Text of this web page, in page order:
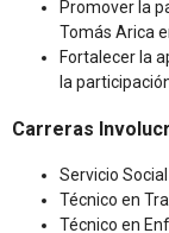
Promover la
Tomás Arica
Fortalecer la
la
Carreras
Servicio Social
Técnico en
Técnico en